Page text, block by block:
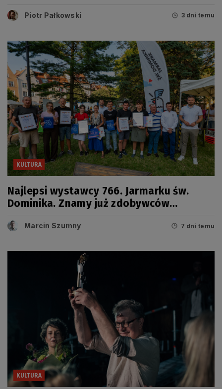
Piotr Pałkowski 3 dni temu
KULTURA
Najlepsi wystawcy 766. Jarmarku św.
Dominika. Znamy już zdobywców
Marcin Szumny 7 dni temu
KULTURA